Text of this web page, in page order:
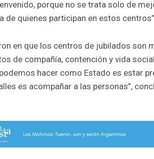
porque no se trata solo de
de quienes participan en estos
en que los centros de jubilados son
de compañía, contención y vida
hacer como Estado es estar
es acompañar a las personas”,